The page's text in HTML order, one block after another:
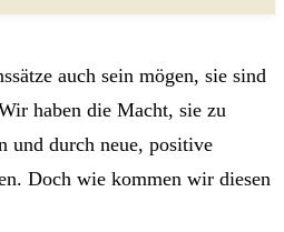
auch sein mögen, sie sind
haben die Macht, sie zu
und durch neue, positive
Doch wie kommen wir diesen